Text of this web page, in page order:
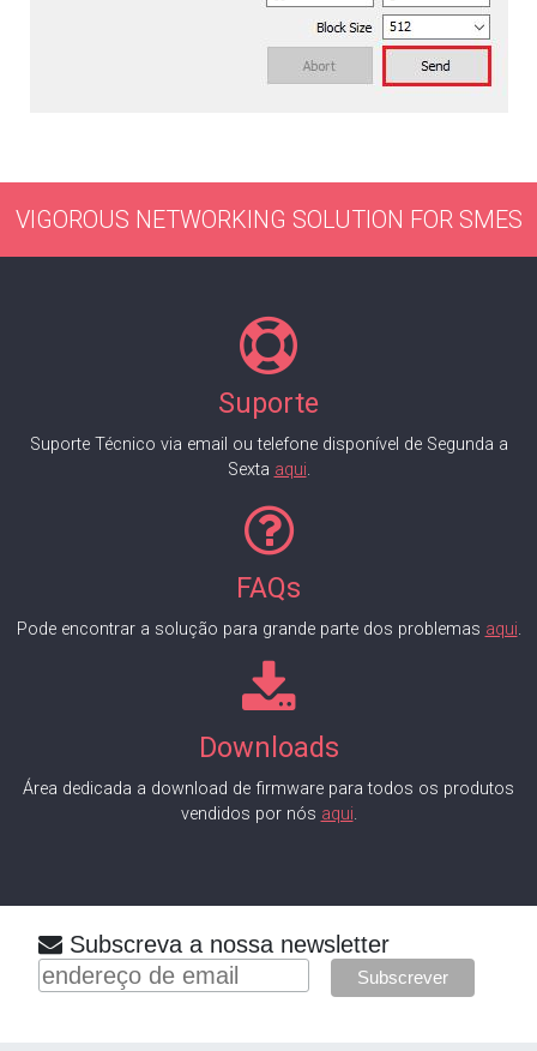
VIGOROUS NETWORKING SOLUTION FOR SMES
Suporte
Suporte Técnico via email ou telefone disponível de Segunda a
Sexta aqui.
FAQs
Pode encontrar a solução para grande parte dos problemas aqui.
Downloads
Área dedicada a download de firmware para todos os produtos
vendidos por nós aqui.
Subscreva a nossa newsletter